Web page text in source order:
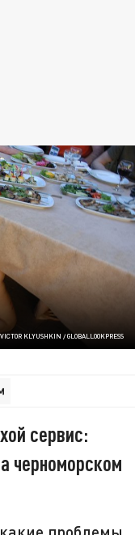
KLYUSHKIN / GLOBALLOOKPRESS
сервис:
черноморском
проблемы